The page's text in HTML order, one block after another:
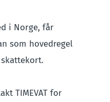
i Norge, får
som hovedregel
TIMEVAT for